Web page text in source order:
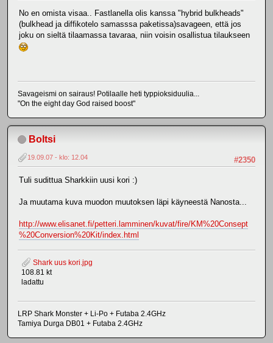
No en omista visaa.. Fastlanella olis kanssa "hybrid bulkheads"
(bulkhead ja diffikotelo samasssa paketissa)savageen, että jos
joku on sieltä tilaamassa tavaraa, niin voisin osallistua tilaukseen
Savageismi on sairaus! Potilaalle heti typpioksiduulia...
"On the eight day God raised boost"
Boltsi
#2350
19.09.07 - klo: 12.04
Tuli sudittua Sharkkiin uusi kori :)
Ja muutama kuva muodon muutoksen läpi käyneestä Nanosta...
http://www.elisanet.fi/petteri.lamminen/kuvat/fire/KM%20Consept
%20Conversion%20Kit/index.html
Shark uus kori.jpg
108.81 kt
ladattu
LRP Shark Monster + Li-Po + Futaba 2.4GHz
Tamiya Durga DB01 + Futaba 2.4GHz